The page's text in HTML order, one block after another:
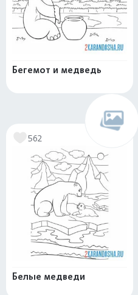
Бегемот и медведь
562
Белые медведи